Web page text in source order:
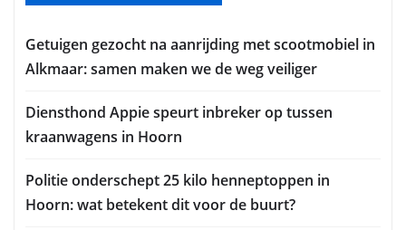
Getuigen gezocht na aanrijding met scootmobiel in
Alkmaar: samen maken we de weg veiliger
Diensthond Appie speurt inbreker op tussen
kraanwagens in Hoorn
Politie onderschept 25 kilo henneptoppen in
Hoorn: wat betekent dit voor de buurt?